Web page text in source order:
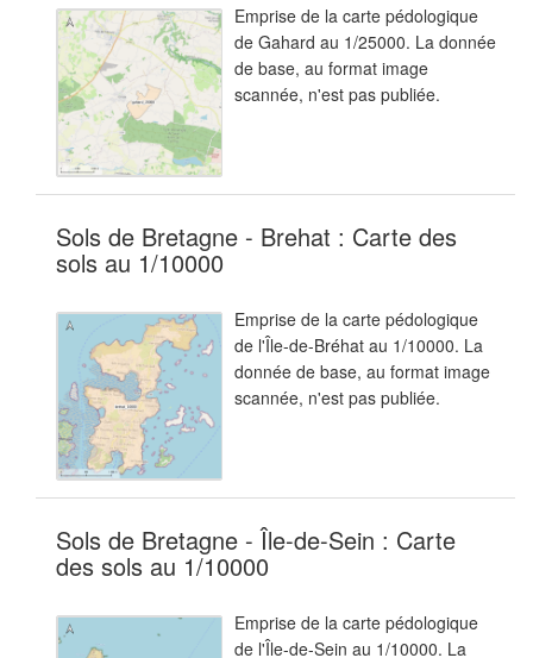
Emprise de la carte pédologique
de Gahard au 1/25000. La donnée
de base, au format image
scannée, n'est pas publiée.
Sols de Bretagne - Brehat : Carte des
sols au 1/10000
Emprise de la carte pédologique
de l'Île-de-Bréhat au 1/10000. La
donnée de base, au format image
scannée, n'est pas publiée.
Sols de Bretagne - Île-de-Sein : Carte
des sols au 1/10000
Emprise de la carte pédologique
de l'Île-de-Sein au 1/10000. La